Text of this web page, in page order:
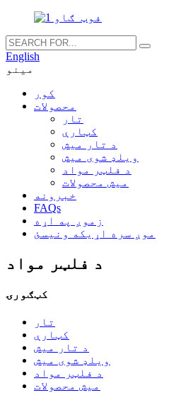
English
مینو
کور
محصولات
تار
کټارې
د تار میش
ویلډ شوی میش
د فلټر مواد
میش محصولات
خبرونه
FAQs
زموږ په اړه
موږ سره اړیکه ونیسئ
د فلټر مواد
کټګورۍ
تار
کټارې
د تار میش
ویلډ شوی میش
د فلټر مواد
میش محصولات